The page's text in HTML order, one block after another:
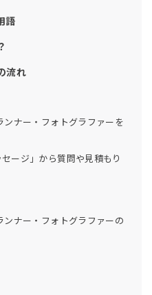
語
流れ
ンナー・フォトグラファーを
ージ」から質問や見積もり
ンナー・フォトグラファーの